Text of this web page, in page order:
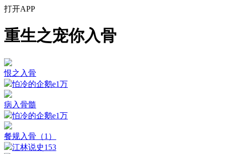
打开APP
重生之宠你入骨
恨之入骨
怕冷的企鹅e1万
病入骨髓
怕冷的企鹅e1万
餐规入骨（1）
江林说史153